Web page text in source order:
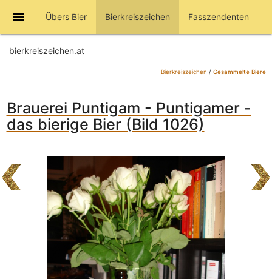
menu Übers Bier Bierkreiszeichen Fasszendenten
bierkreiszeichen.at
Bierkreiszeichen / Gesammelte Biere
Brauerei Puntigam - Puntigamer -
das bierige Bier (Bild 1026)